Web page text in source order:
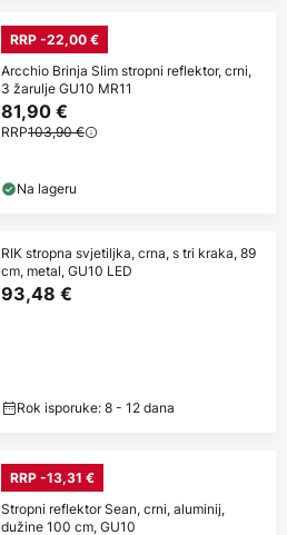
RRP -22,00 €
Arcchio Brinja Slim stropni reflektor, crni,
3 žarulje GU10 MR11
81,90 €
RRP103,90 €
Na lageru
RIK stropna svjetiljka, crna, s tri kraka, 89
cm, metal, GU10 LED
93,48 €
Rok isporuke: 8 - 12 dana
RRP -13,31 €
Stropni reflektor Sean, crni, aluminij,
dužine 100 cm, GU10